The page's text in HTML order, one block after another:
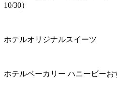
10/30）
ホテルオリジナルスイーツ
ホテルベーカリー ハニービーお